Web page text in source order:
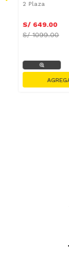
2 Plaza
S/ 649.00
S/1099.00